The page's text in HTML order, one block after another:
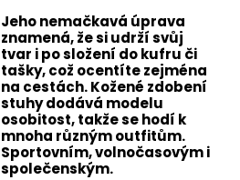
Jeho nemačkavá úprava
znamená, že si udrží svůj
tvar i po složení do kufru či
tašky, což ocentíte zejména
na cestách. Kožené zdobení
stuhy dodává modelu
osobitost, takže se hodí k
mnoha různým outfitům.
Sportovním, volnočasovým i
společenským.